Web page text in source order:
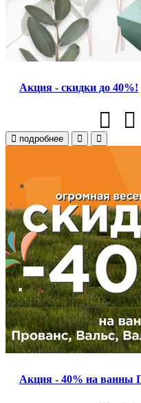
Акция - скидки до 40%!
подробнее
Акция - 40% на ванны